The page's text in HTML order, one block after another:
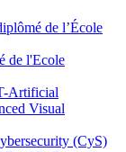
de l’École
de l'Ecole
Artificial
Visual
(CyS)